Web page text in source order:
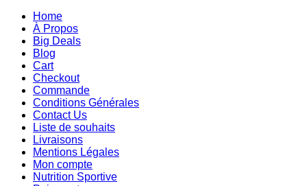
Home
À Propos
Big Deals
Blog
Cart
Checkout
Commande
Conditions Générales
Contact Us
Liste de souhaits
Livraisons
Mentions Légales
Mon compte
Nutrition Sportive